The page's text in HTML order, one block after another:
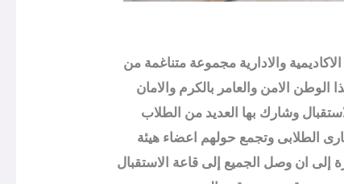
المجيد حيث شكل الطلاب والهيئتين الاكاديمية والادارية مجموعة متناغمة من
لهذا الوطن الامن والعامر بالكرم والامان
وشارك بها العديد من الطلاب
الطلابى وتجمع حولهم اعضاء هيئة
ان وصل الجميع إلى قاعة الاستقبال